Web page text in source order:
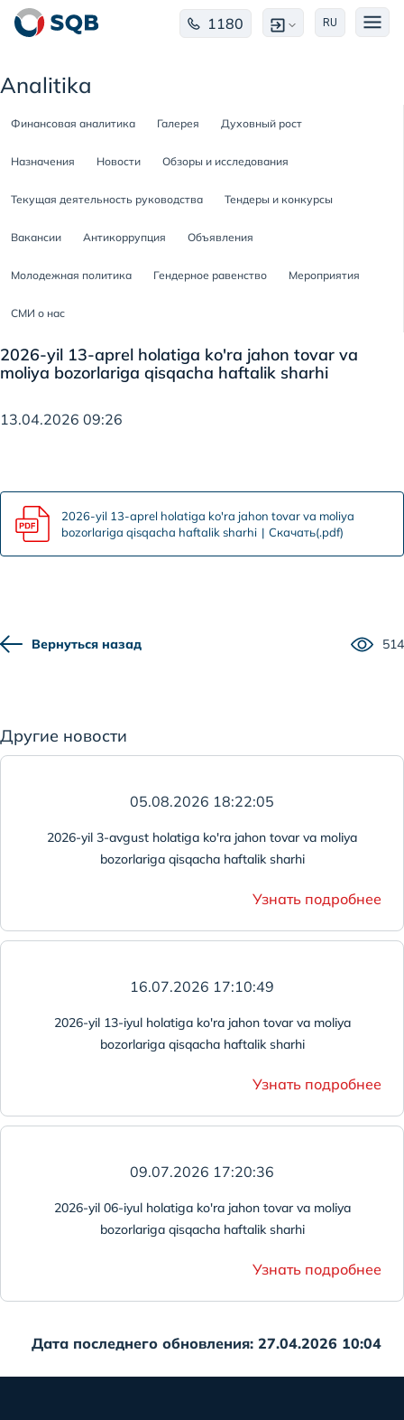
1180 RU
Analitika
Финансовая аналитика Галерея Духовный рост
Назначения Новости Обзоры и исследования
Текущая деятельность руководства Тендеры и конкурсы
Вакансии Антикоррупция Объявления
Молодежная политика Гендерное равенство Мероприятия
СМИ о нас
2026-yil 13-aprel holatiga ko'ra jahon tovar va
moliya bozorlariga qisqacha haftalik sharhi
13.04.2026 09:26
2026-yil 13-aprel holatiga ko'ra jahon tovar va moliya
bozorlariga qisqacha haftalik sharhi
Скачать(.pdf)
Вернуться назад 514
Другие новости
05.08.2026 18:22:05
2026-yil 3-avgust holatiga ko'ra jahon tovar va moliya
bozorlariga qisqacha haftalik sharhi
Узнать подробнее
16.07.2026 17:10:49
2026-yil 13-iyul holatiga ko'ra jahon tovar va moliya
bozorlariga qisqacha haftalik sharhi
Узнать подробнее
09.07.2026 17:20:36
2026-yil 06-iyul holatiga ko'ra jahon tovar va moliya
bozorlariga qisqacha haftalik sharhi
Узнать подробнее
Дата последнего обновления: 27.04.2026 10:04